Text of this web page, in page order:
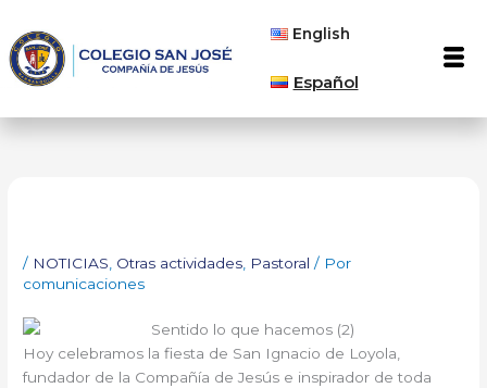
contenido
English
Español
/ NOTICIAS Otras actividades Pastoral / Por
comunicaciones
Hoy celebramos la fiesta de San Ignacio de Loyola,
fundador de la Compañía de Jesús e inspirador de toda